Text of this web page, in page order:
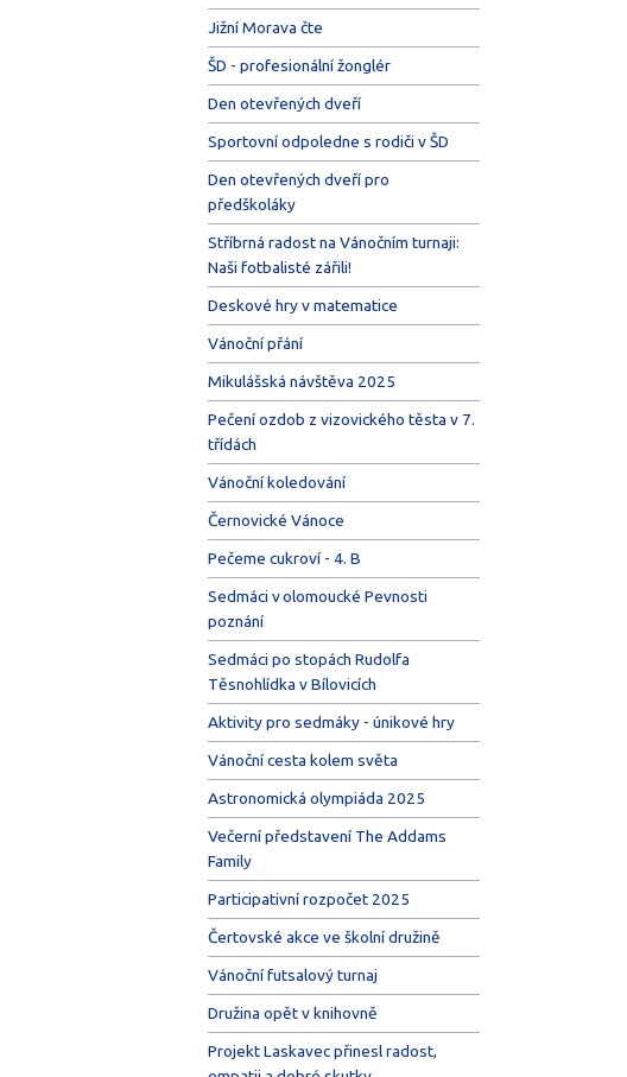
Jižní Morava čte
ŠD - profesionální žonglér
Den otevřených dveří
Sportovní odpoledne s rodiči v ŠD
Den otevřených dveří pro
předškoláky
Stříbrná radost na Vánočním turnaji:
Naši fotbalisté zářili!
Deskové hry v matematice
Vánoční přání
Mikulášská návštěva 2025
Pečení ozdob z vizovického těsta v 7.
třídách
Vánoční koledování
Černovické Vánoce
Pečeme cukroví - 4. B
Sedmáci v olomoucké Pevnosti
poznání
Sedmáci po stopách Rudolfa
Těsnohlídka v Bílovicích
Aktivity pro sedmáky - únikové hry
Vánoční cesta kolem světa
Astronomická olympiáda 2025
Večerní představení The Addams
Family
Participativní rozpočet 2025
Čertovské akce ve školní družině
Vánoční futsalový turnaj
Družina opět v knihovně
Projekt Laskavec přinesl radost,